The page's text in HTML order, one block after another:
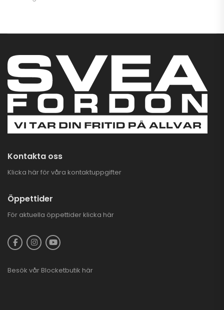
Kontakta oss
Klicka här för våra kontaktuppgifter
Öppettider
För aktuella öppettider klicka här
Besök vår Blocketbutik här